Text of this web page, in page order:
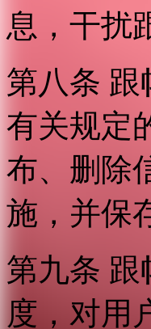
息，干扰
第八条
有关规定
布、删除
施，并保
第九条
度，对用